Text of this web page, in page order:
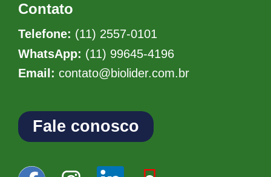
Contato
Telefone: (11) 2557-0101
WhatsApp: (11) 99645-4196
Email: contato@biolider.com.br
Fale conosco